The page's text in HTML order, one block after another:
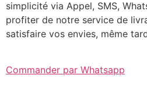
simplicité via Appel, SMS,
profiter de notre service de
satisfaire vos envies, même
Commander par Whatsapp